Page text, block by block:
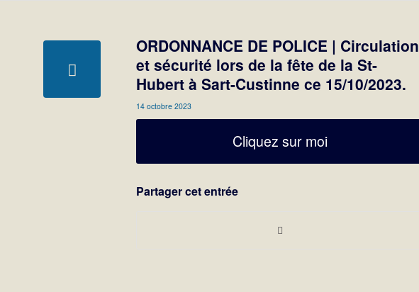
ORDONNANCE DE POLICE | Circulation
et sécurité lors de la fête de la St-
Hubert à Sart-Custinne ce 15/10/2023.
14 octobre 2023
Cliquez sur moi
Partager cet entrée